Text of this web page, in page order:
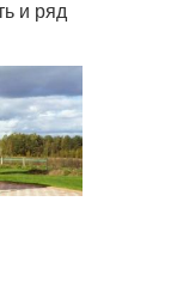
и ряд